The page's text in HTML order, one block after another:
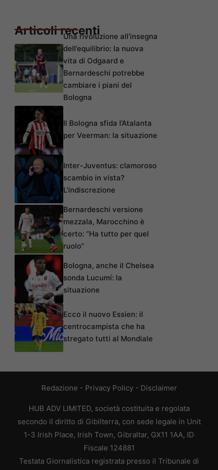
Articoli recentiUna rivoluzione all’insegna
dell’equilibrio: la nuova
vita di Odgaard e
Bernardeschi potrebbe
cambiare i piani del
Bologna
Il Bologna sfida l’Atalanta
per Veerman: la situazione
Inter-Juventus: clamoroso
scambio in vista?
L’indiscrezione
Bernardeschi versione
mezzala, Marocchino è
certo: “Ha tutto per quel
ruolo”
Bologna, anche il Chelsea
sonda Lucumí: la
situazione
Ecco il nuovo Essien: il
centrocampista che ha
stregato tutti al Mondiale
Redazione - Privacy Policy- Disclaimer
HUB ADV LIMITED, società costituita e regolata
secondo il diritto di Gibilterra, con sede legale in Unit
1-3 Irish Place, Irish Town, Gibraltar, GX11 1AA, ID
Fiscale 124881
Testata Giornalistica registrata presso il Tribunale di